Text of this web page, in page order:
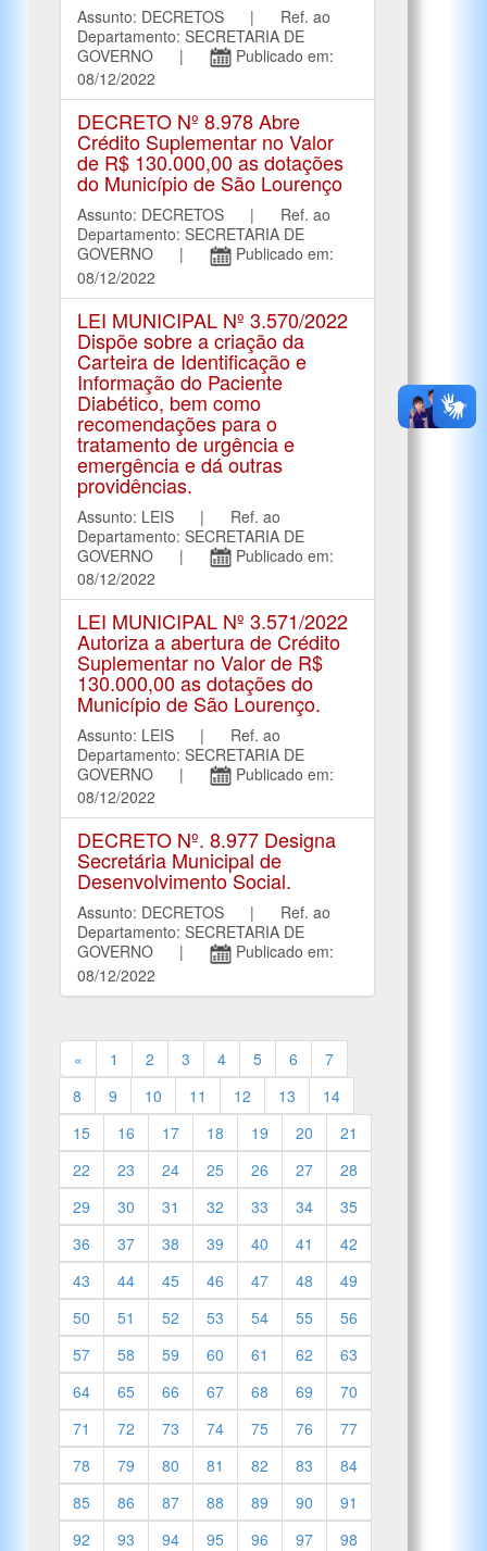
Assunto: DECRETOS | Ref. ao
Departamento: SECRETARIA DE
GOVERNO |
Publicado em:
08/12/2022
DECRETO Nº 8.978 Abre
Crédito Suplementar no Valor
de R$ 130.000,00 as dotações
do Município de São Lourenço
Assunto: DECRETOS | Ref. ao
Departamento: SECRETARIA DE
GOVERNO |
Publicado em:
08/12/2022
LEI MUNICIPAL Nº 3.570/2022
Dispõe sobre a criação da
Carteira de Identificação e
Informação do Paciente
Diabético, bem como
recomendações para o
tratamento de urgência e
emergência e dá outras
providências.
Assunto: LEIS | Ref. ao
Departamento: SECRETARIA DE
GOVERNO |
Publicado em:
08/12/2022
LEI MUNICIPAL Nº 3.571/2022
Autoriza a abertura de Crédito
Suplementar no Valor de R$
130.000,00 as dotações do
Município de São Lourenço.
Assunto: LEIS | Ref. ao
Departamento: SECRETARIA DE
GOVERNO |
Publicado em:
08/12/2022
DECRETO Nº. 8.977 Designa
Secretária Municipal de
Desenvolvimento Social.
Assunto: DECRETOS | Ref. ao
Departamento: SECRETARIA DE
GOVERNO |
Publicado em:
08/12/2022
« 1 2 3 4 5 6
7
8
9 10 11 12 13
14
15
16 17 18 19 20
21
22
23 24 25 26 27
28
29
30 31 32 33 34
35
36
37 38 39 40 41
42
43
44 45 46 47 48
49
50
51 52 53 54 55
56
57
58 59 60 61 62
63
64
65 66 67 68 69
70
71
72 73 74 75 76
77
78
79 80 81 82 83
84
85
86 87 88 89 90
91
92
93 94 95 96 97
98